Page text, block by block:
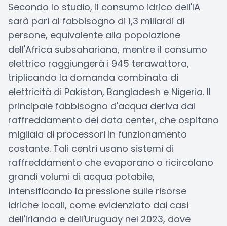
Secondo lo studio, il consumo idrico dell'IA
sarà pari al fabbisogno di 1,3 miliardi di
persone, equivalente alla popolazione
dell'Africa subsahariana, mentre il consumo
elettrico raggiungerà i 945 terawattora,
triplicando la domanda combinata di
elettricità di Pakistan, Bangladesh e Nigeria. Il
principale fabbisogno d'acqua deriva dal
raffreddamento dei data center, che ospitano
migliaia di processori in funzionamento
costante. Tali centri usano sistemi di
raffreddamento che evaporano o ricircolano
grandi volumi di acqua potabile,
intensificando la pressione sulle risorse
idriche locali, come evidenziato dai casi
dell'Irlanda e dell'Uruguay nel 2023, dove